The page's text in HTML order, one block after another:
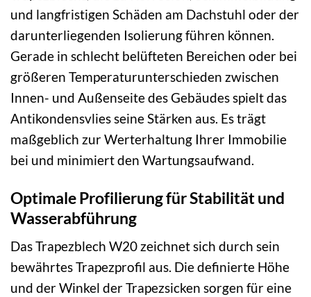
und langfristigen Schäden am Dachstuhl oder der
darunterliegenden Isolierung führen können.
Gerade in schlecht belüfteten Bereichen oder bei
größeren Temperaturunterschieden zwischen
Innen- und Außenseite des Gebäudes spielt das
Antikondensvlies seine Stärken aus. Es trägt
maßgeblich zur Werterhaltung Ihrer Immobilie
bei und minimiert den Wartungsaufwand.
Optimale Profilierung für Stabilität und
Wasserabführung
Das Trapezblech W20 zeichnet sich durch sein
bewährtes Trapezprofil aus. Die definierte Höhe
und der Winkel der Trapezsicken sorgen für eine